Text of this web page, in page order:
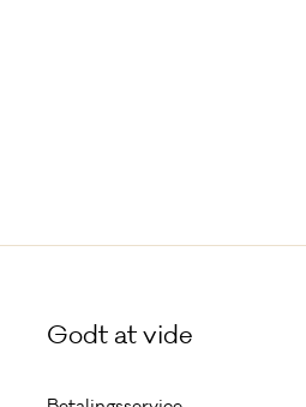
Godt at vide